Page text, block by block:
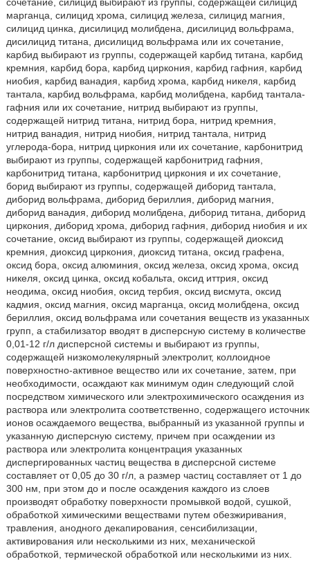
марганца, силицид хрома, силицид железа, силицид магния,
силицид цинка, дисилицид молибдена, дисилицид вольфрама,
дисилицид титана, дисилицид вольфрама или их сочетание,
карбид выбирают из группы, содержащей карбид титана, карбид
кремния, карбид бора, карбид циркония, карбид гафния, карбид
ниобия, карбид ванадия, карбид хрома, карбид никеля, карбид
тантала, карбид вольфрама, карбид молибдена, карбид тантала-
гафния или их сочетание, нитрид выбирают из группы,
содержащей нитрид титана, нитрид бора, нитрид кремния,
нитрид ванадия, нитрид ниобия, нитрид тантала, нитрид
углерода-бора, нитрид циркония или их сочетание, карбонитрид
выбирают из группы, содержащей карбонитрид гафния,
карбонитрид титана, карбонитрид циркония и их сочетание,
борид выбирают из группы, содержащей диборид тантала,
диборид вольфрама, диборид бериллия, диборид магния,
диборид ванадия, диборид молибдена, диборид титана, диборид
циркония, диборид хрома, диборид гафния, диборид ниобия и их
сочетание, оксид выбирают из группы, содержащей диоксид
кремния, диоксид циркония, диоксид титана, оксид графена,
оксид бора, оксид алюминия, оксид железа, оксид хрома, оксид
никеля, оксид цинка, оксид кобальта, оксид иттрия, оксид
неодима, оксид ниобия, оксид тербия, оксид висмута, оксид
кадмия, оксид магния, оксид марганца, оксид молибдена, оксид
бериллия, оксид вольфрама или сочетания веществ из указанных
групп, а стабилизатор вводят в дисперсную систему в количестве
0,01-12 г/л дисперсной системы и выбирают из группы,
содержащей низкомолекулярный электролит, коллоидное
поверхностно-активное вещество или их сочетание, затем, при
необходимости, осаждают как минимум один следующий слой
посредством химического или электрохимического осаждения из
раствора или электролита соответственно, содержащего источник
ионов осаждаемого вещества, выбранный из указанной группы и
указанную дисперсную систему, причем при осаждении из
раствора или электролита концентрация указанных
диспергированных частиц вещества в дисперсной системе
составляет от 0,05 до 30 г/л, а размер частиц составляет от 1 до
300 нм, при этом до и после осаждения каждого из слоев
производят обработку поверхности промывкой водой, сушкой,
обработкой химическими веществами путем обезжиривания,
травления, анодного декапирования, сенсибилизации,
активирования или несколькими из них, механической
обработкой, термической обработкой или несколькими из них.